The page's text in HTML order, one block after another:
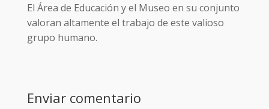
El Área de Educación y el Museo en su conjunto
valoran altamente el trabajo de este valioso
grupo humano.
Enviar comentario